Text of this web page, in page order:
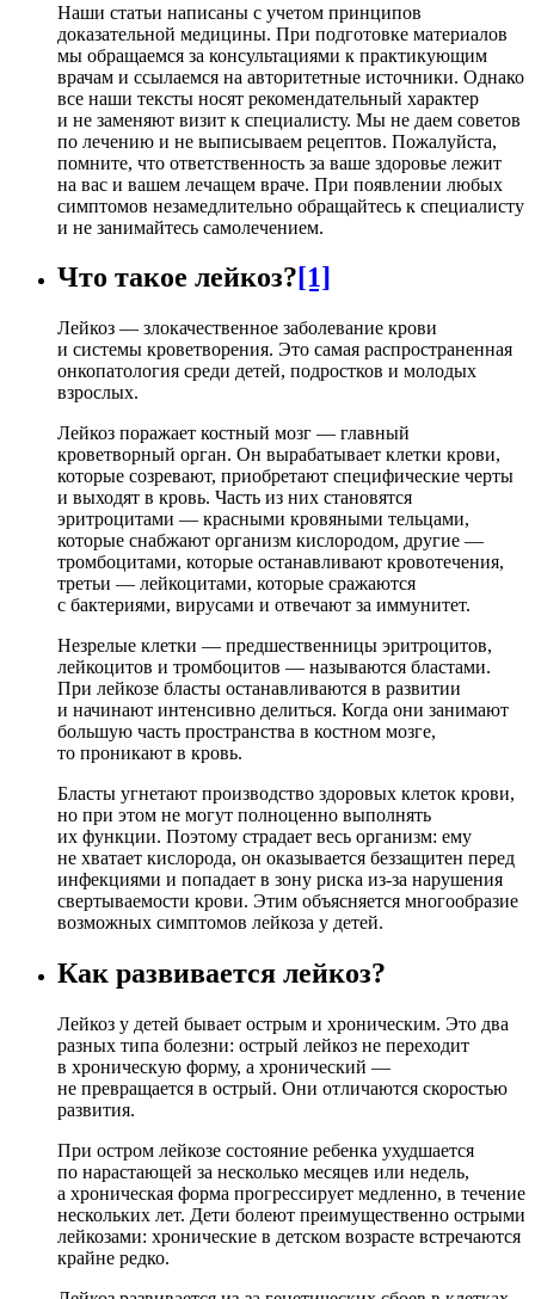
Наши статьи написаны с учетом принципов
доказательной медицины. При подготовке материалов
мы обращаемся за консультациями к практикующим
врачам и ссылаемся на авторитетные источники. Однако
все наши тексты носят рекомендательный характер
и не заменяют визит к специалисту. Мы не даем советов
по лечению и не выписываем рецептов. Пожалуйста,
помните, что ответственность за ваше здоровье лежит
на вас и вашем лечащем враче. При появлении любых
симптомов незамедлительно обращайтесь к специалисту
и не занимайтесь самолечением.
Что такое лейкоз?[1]
Лейкоз — злокачественное заболевание крови
и системы кроветворения. Это самая распространенная
онкопатология среди детей, подростков и молодых
взрослых.
Лейкоз поражает костный мозг — главный
кроветворный орган. Он вырабатывает клетки крови,
которые созревают, приобретают специфические черты
и выходят в кровь. Часть из них становятся
эритроцитами — красными кровяными тельцами,
которые снабжают организм кислородом, другие —
тромбоцитами, которые останавливают кровотечения,
третьи — лейкоцитами, которые сражаются
с бактериями, вирусами и отвечают за иммунитет.
Незрелые клетки — предшественницы эритроцитов,
лейкоцитов и тромбоцитов — называются бластами.
При лейкозе бласты останавливаются в развитии
и начинают интенсивно делиться. Когда они занимают
большую часть пространства в костном мозге,
то проникают в кровь.
Бласты угнетают производство здоровых клеток крови,
но при этом не могут полноценно выполнять
их функции. Поэтому страдает весь организм: ему
не хватает кислорода, он оказывается беззащитен перед
инфекциями и попадает в зону риска из-за нарушения
свертываемости крови. Этим объясняется многообразие
возможных симптомов лейкоза у детей.
Как развивается лейкоз?
Лейкоз у детей бывает острым и хроническим. Это два
разных типа болезни: острый лейкоз не переходит
в хроническую форму, а хронический —
не превращается в острый. Они отличаются скоростью
развития.
При остром лейкозе состояние ребенка ухудшается
по нарастающей за несколько месяцев или недель,
а хроническая форма прогрессирует медленно, в течение
нескольких лет. Дети болеют преимущественно острыми
лейкозами: хронические в детском возрасте встречаются
крайне редко.